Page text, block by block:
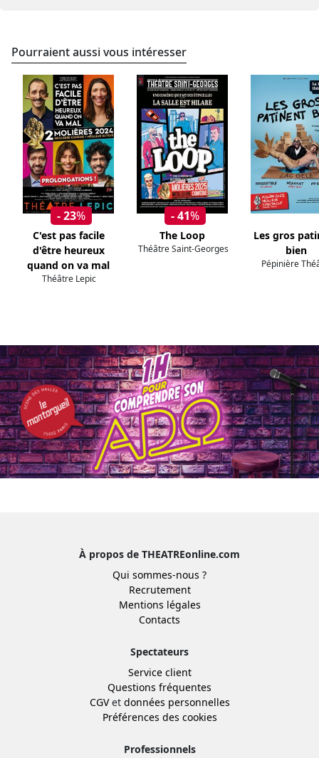
Pourraient aussi vous intéresser
- 23%
C'est pas facile
d'être heureux
quand on va mal
Théâtre Lepic
- 41%
The Loop
Théâtre Saint-Georges
Les gros
bien
Pépinière
À propos de THEATREonline.com
Qui sommes-nous ?
Recrutement
Mentions légales
Contacts
Spectateurs
Service client
Questions fréquentes
CGVet données personnelles
Préférences des cookies
Professionnels